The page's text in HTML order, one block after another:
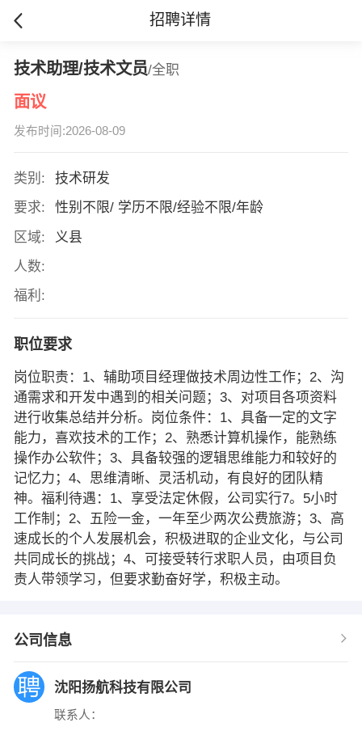
招聘详情
技术助理/技术文员/全职
面议
发布时间:2026-08-09
类别:
技术研发
要求:
性别不限/ 学历不限/经验不限/年龄
区域:
义县
人数:
福利:
职位要求
岗位职责：1、辅助项目经理做技术周边性工作；2、沟
通需求和开发中遇到的相关问题；3、对项目各项资料
进行收集总结并分析。岗位条件：1、具备一定的文字
能力，喜欢技术的工作；2、熟悉计算机操作，能熟练
操作办公软件；3、具备较强的逻辑思维能力和较好的
记忆力；4、思维清晰、灵活机动，有良好的团队精
神。福利待遇：1、享受法定休假，公司实行7。5小时
工作制；2、五险一金，一年至少两次公费旅游；3、高
速成长的个人发展机会，积极进取的企业文化，与公司
共同成长的挑战；4、可接受转行求职人员，由项目负
责人带领学习，但要求勤奋好学，积极主动。
公司信息
沈阳扬航科技有限公司
联系人：